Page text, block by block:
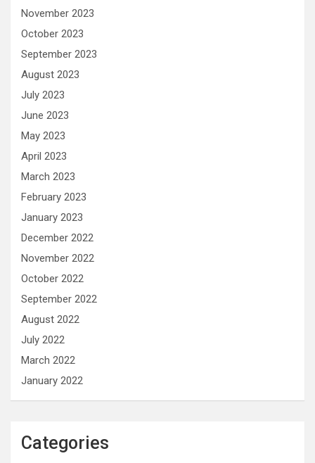
November 2023
October 2023
September 2023
August 2023
July 2023
June 2023
May 2023
April 2023
March 2023
February 2023
January 2023
December 2022
November 2022
October 2022
September 2022
August 2022
July 2022
March 2022
January 2022
Categories